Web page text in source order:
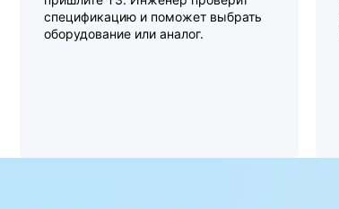
спецификацию и поможет выбрать
оборудование или аналог.